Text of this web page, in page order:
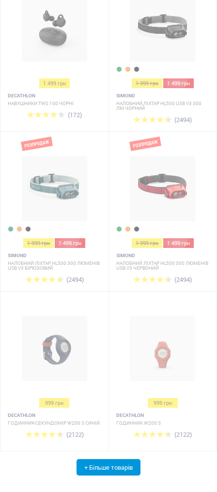
1 499 грн
DECATHLON
НАВУШНИКИ TWS 100 ЧОРНІ
(172)
1 999 грн 1 499 грн
SIMOND
НАЛОБНИЙ ЛІХТАР HL500 USB V3 300
ЛМ ЧОРНИЙ
(2494)
1 999 грн 1 499 грн
SIMOND
НАЛОБНИЙ ЛІХТАР HL500 300 ЛЮМЕНІВ
USB V3 БІРЮЗОВИЙ
(2494)
1 999 грн 1 499 грн
SIMOND
НАЛОБНИЙ ЛІХТАР HL500 300 ЛЮМЕНІВ
USB V3 ЧЕРВОНИЙ
(2494)
999 грн
DECATHLON
ГОДИННИК-СЕКУНДОМІР W200 S СИНІЙ
(2122)
999 грн
DECATHLON
ГОДИННИК W200 S
(2122)
+ Більше товарів